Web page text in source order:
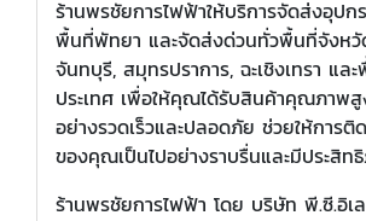
ร้านพรชัยการไฟฟ้าให้บริการจัดส่งอุป
พื้นที่พัทยา และจัดส่งด่วนทั่วพื้นที่จังหวั
จันทบุรี, สมุทรปราการ, ฉะเชิงเทรา แ
ประเทศ เพื่อให้คุณได้รับสินค้าคุณภาพ
อย่างรวดเร็วและปลอดภัย ช่วยให้การติ
ของคุณเป็นไปอย่างราบรื่นและมีประสิท
ร้านพรชัยการไฟฟ้า โดย บริษัท พี.ซี.อิเ